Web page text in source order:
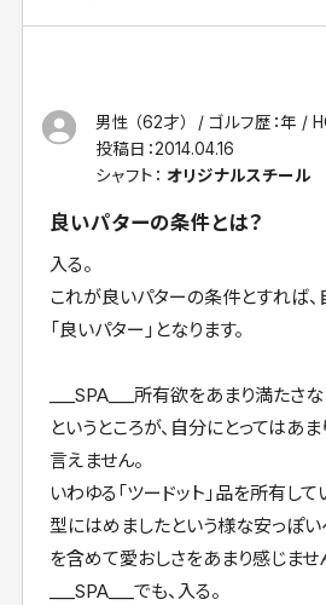
男性 （62才） ゴルフ歴：年
投稿日：2014.04.16
シャフト： オリジナルスチール
良いパターの条件とは？
入る。
これが良いパターの条件とすれば、
「良いパター」となります。
___SPA___所有欲をあまり満たさな
というところが、自分にとってはあま
言えません。
いわゆる「ツードット」品を所有し
型にはめましたという様な安っぽい
を含めて愛おしさをあまり感じませ
___SPA___でも、入る。